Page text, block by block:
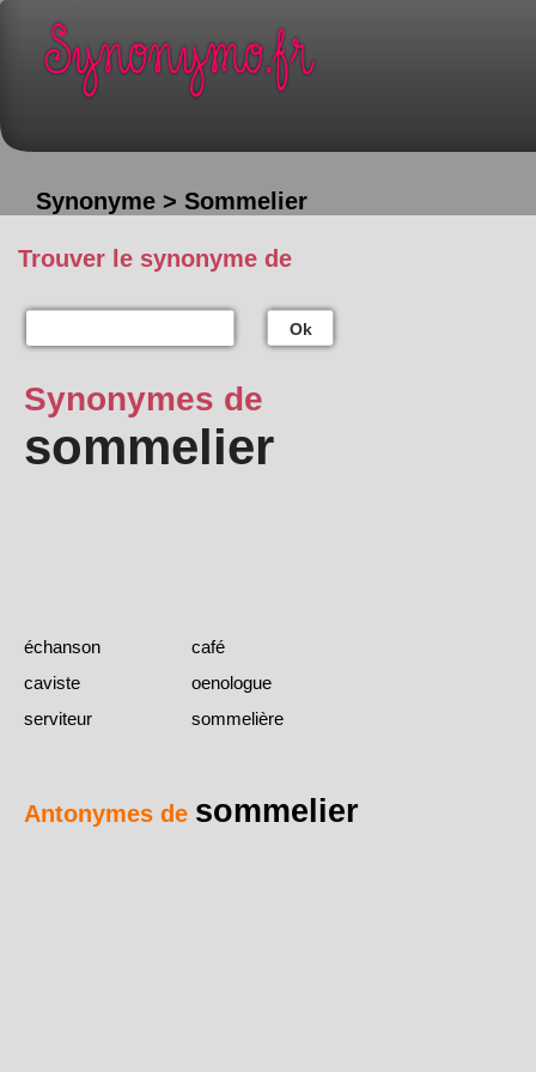
Synonyme > Sommelier
Trouver le synonyme de
Ok
Synonymes de
sommelier
échanson
café
caviste
oenologue
serviteur
sommelière
Antonymes de sommelier